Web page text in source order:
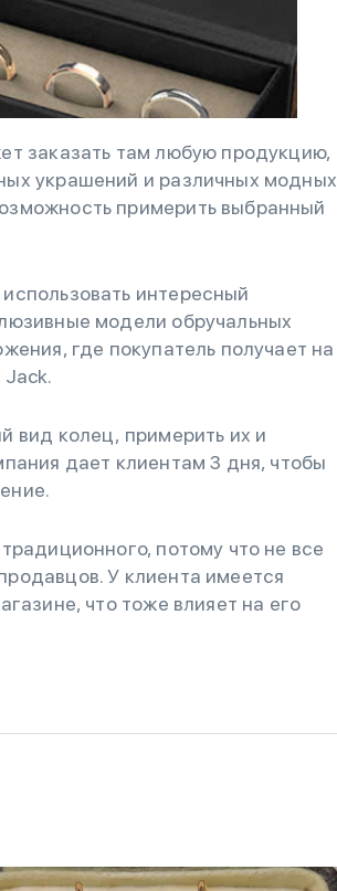
заказать там любую продукцию,
украшений и различных модных
примерить выбранный
интересный
модели обручальных
где покупатель получает на
вид колец, примерить их и
дает клиентам 3 дня, чтобы
потому что не все
У клиента имеется
что тоже влияет на его